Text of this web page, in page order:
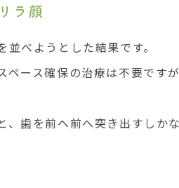
ラ顔
べようとした結果です。
ース確保の治療は不要です
歯を前へ前へ突き出すしか